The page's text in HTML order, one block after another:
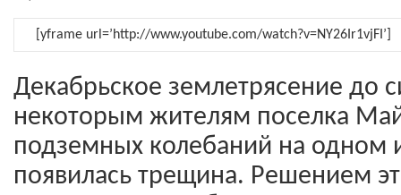
[yframe url=’http://www.youtube.com/watch?v=NY26Ir1vjFI’]
Декабрьское землетрясение до
некоторым жителям поселка
подземных колебаний на одном
появилась трещина. Решением